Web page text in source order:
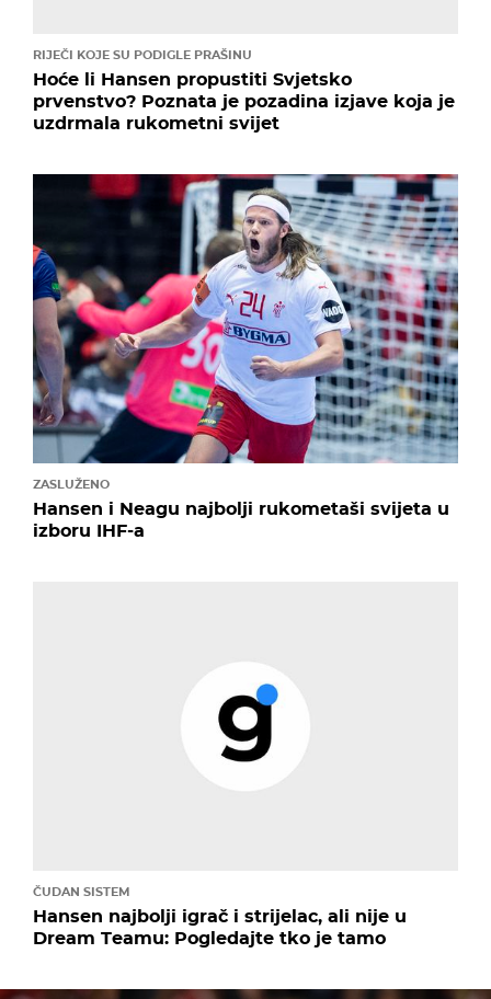
RIJEČI KOJE SU PODIGLE PRAŠINU
Hoće li Hansen propustiti Svjetsko
prvenstvo? Poznata je pozadina izjave koja je
uzdrmala rukometni svijet
ZASLUŽENO
Hansen i Neagu najbolji rukometaši svijeta u
izboru IHF-a
ČUDAN SISTEM
Hansen najbolji igrač i strijelac, ali nije u
Dream Teamu: Pogledajte tko je tamo